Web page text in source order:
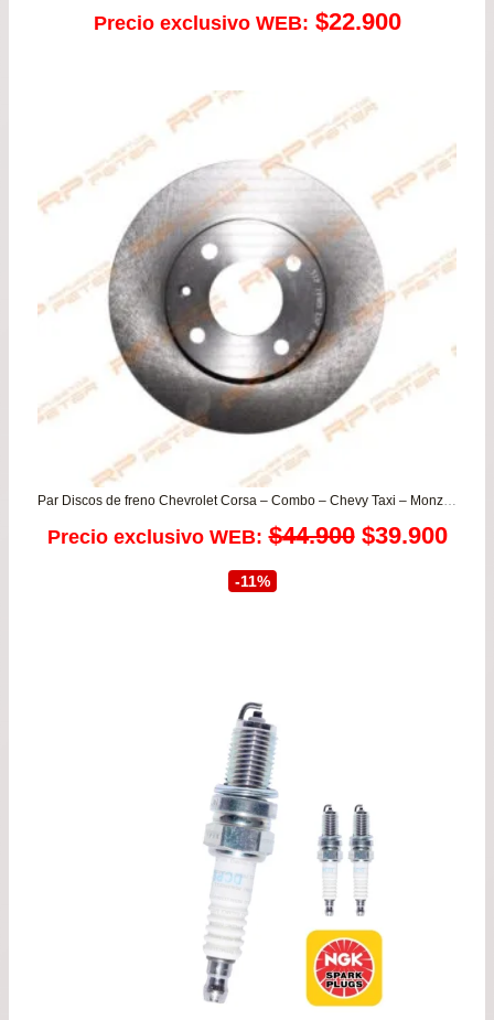
Precio exclusivo WEB: $22.900
Par Discos de freno Chevrolet Corsa – Combo – Chevy Taxi – Monza / Daewoo Heaven – Lanos – Racer – Pointer
Precio exclusivo WEB: $44.900 El
$39.900El
-11%